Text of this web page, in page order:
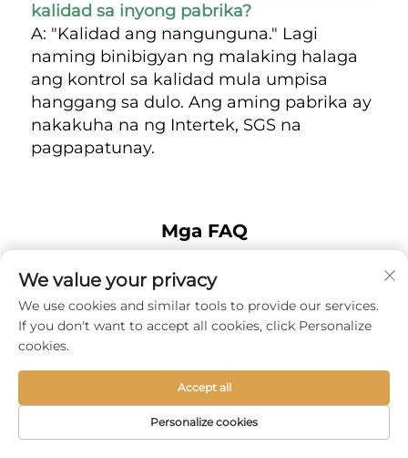
kalidad sa inyong pabrika?
A: "Kalidad ang nangunguna." Lagi
naming binibigyan ng malaking halaga
ang kontrol sa kalidad mula umpisa
hanggang sa dulo. Ang aming pabrika ay
nakakuha na ng Intertek, SGS na
pagpapatunay.
Mga FAQ
1. Ikaw ba ay direktang tagagawa o isang
kumpanya ng kalakalan?
Kami ay direktang tagagawa. Ang aming pabrika ay
may advanced na makinarya at isang bihasang
manggagawa na may higit sa 150 empleyado, na
nagbibigay-daan sa amin upang ganap na kontrolin
We value your privacy
We use cookies and similar tools to provide our services.
If you don't want to accept all cookies, click Personalize
cookies.
Personalize cookies
Accept all